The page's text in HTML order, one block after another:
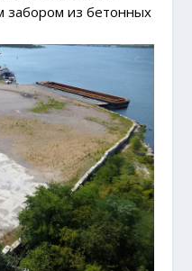
забором из бетонных